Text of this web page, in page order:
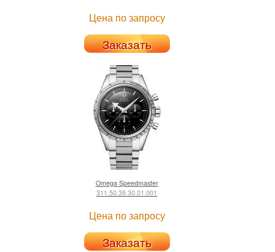
Цена по запросу
Заказать
Omega Speedmaster
311.50.39.30.01.001
Цена по запросу
Заказать